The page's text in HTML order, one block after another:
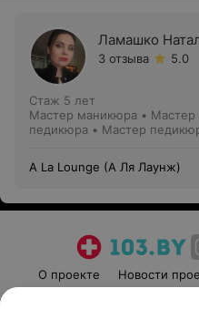
Ламашко
3 отзыва 5.0
Стаж 5 лет
Мастер маникюра •
педикюра • Мастер
A La Lounge (А Ля Лаунж)
О проекте Новости